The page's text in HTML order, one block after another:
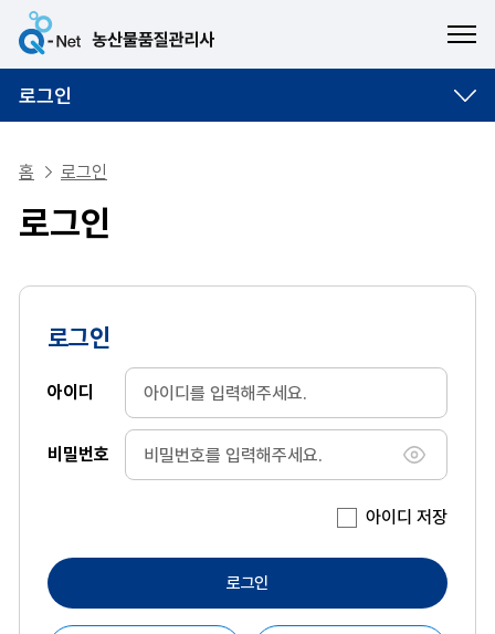
로그인
홈 로그인
로그인
로그인
아이디
비밀번호
비밀번호
아이디 저장
로그인